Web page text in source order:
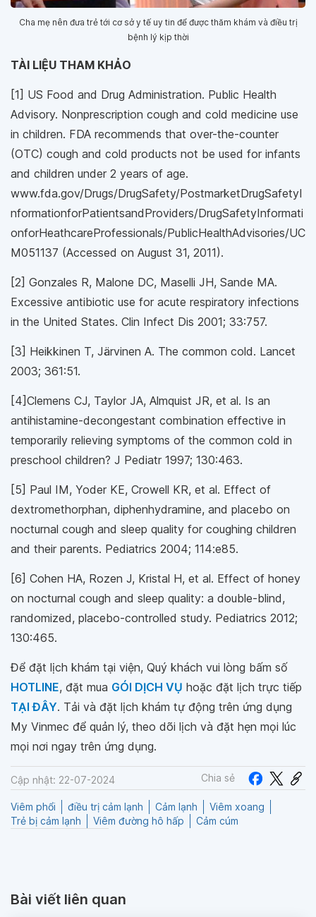
Cha mẹ nên đưa trẻ tới cơ sở y tế uy tin để được thăm khám và điều trị
bệnh lý kịp thời
TÀI LIỆU THAM KHẢO
[1] US Food and Drug Administration. Public Health
Advisory. Nonprescription cough and cold medicine use
in children. FDA recommends that over-the-counter
(OTC) cough and cold products not be used for infants
and children under 2 years of age.
www.fda.gov/Drugs/DrugSafety/PostmarketDrugSafetyI
nformationforPatientsandProviders/DrugSafetyInformati
onforHeathcareProfessionals/PublicHealthAdvisories/UC
M051137 (Accessed on August 31, 2011).
[2] Gonzales R, Malone DC, Maselli JH, Sande MA.
Excessive antibiotic use for acute respiratory infections
in the United States. Clin Infect Dis 2001; 33:757.
[3] Heikkinen T, Järvinen A. The common cold. Lancet
2003; 361:51.
[4]Clemens CJ, Taylor JA, Almquist JR, et al. Is an
antihistamine-decongestant combination effective in
temporarily relieving symptoms of the common cold in
preschool children? J Pediatr 1997; 130:463.
[5] Paul IM, Yoder KE, Crowell KR, et al. Effect of
dextromethorphan, diphenhydramine, and placebo on
nocturnal cough and sleep quality for coughing children
and their parents. Pediatrics 2004; 114:e85.
[6] Cohen HA, Rozen J, Kristal H, et al. Effect of honey
on nocturnal cough and sleep quality: a double-blind,
randomized, placebo-controlled study. Pediatrics 2012;
130:465.
Để đặt lịch khám tại viện, Quý khách vui lòng bấm số
HOTLINE, đặt mua GÓI DỊCH VỤ hoặc đặt lịch trực tiếp
TẠI ĐÂY. Tải và đặt lịch khám tự động trên ứng dụng
My Vinmec để quản lý, theo dõi lịch và đặt hẹn mọi lúc
mọi nơi ngay trên ứng dụng.
Cập nhật: 22-07-2024 Chia sẻ
Viêm phổi điều trị cảm lạnh Cảm lạnh
Viêm xoang
Trẻ bị cảm lạnh
Viêm đường hô hấp Cảm cúm
Bài viết liên quan